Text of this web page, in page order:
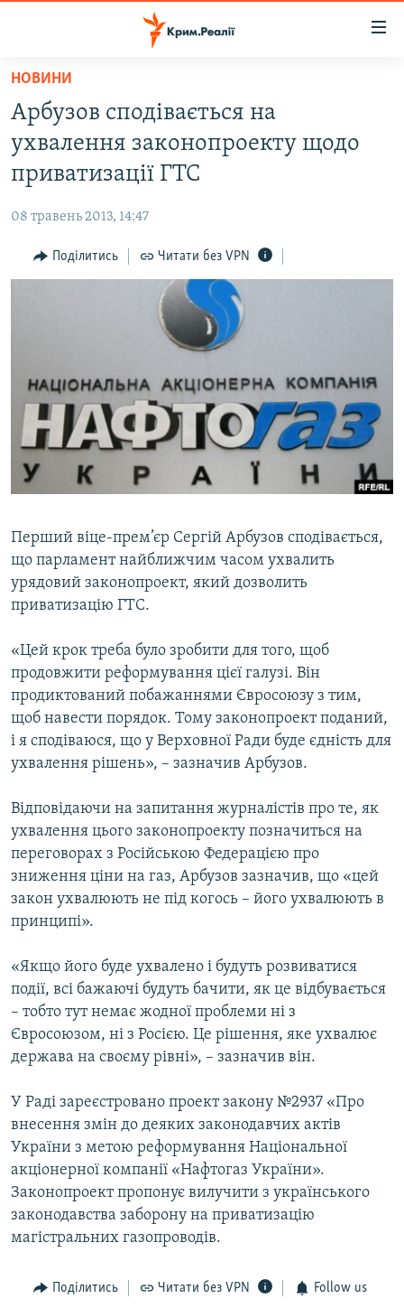
Перейти
основного
матеріалу
Перейти
до
основної
навігації
Перейти
до
НОВИНИ
ВОДА.КРИМ
БЛОГИ
ПОГЛЯД
ДЕПОРТАЦІЯ
ВІДЕОУРОКИ «ELIFBE»
СВІДЧЕННЯ ОКУПАЦІЇ
УКРАЇНСЬКА ПРОБЛЕМА КРИМУ
ЯК ОБІЙТИ БЛОКУВАННЯ
Русский
Qırımtatar
Усі сайти RFE/RL
НОВИНИ
Арбузов сподівається на
ухвалення законопроекту щодо
приватизації ГТС
08 травень 2013, 14:47
Поділитись Читати без VPN
Перший віце-прем’єр Сергій Арбузов сподівається,
що парламент найближчим часом ухвалить
урядовий законопроект, який дозволить
приватизацію ГТС.
«Цей крок треба було зробити для того, щоб
продовжити реформування цієї галузі. Він
продиктований побажаннями Євросоюзу з тим,
щоб навести порядок. Тому законопроект поданий,
і я сподіваюся, що у Верховної Ради буде єдність для
ухвалення рішень», – зазначив Арбузов.
Відповідаючи на запитання журналістів про те, як
ухвалення цього законопроекту позначиться на
переговорах з Російською Федерацією про
зниження ціни на газ, Арбузов зазначив, що «цей
закон ухвалюють не під когось – його ухвалюють в
принципі».
«Якщо його буде ухвалено і будуть розвиватися
події, всі бажаючі будуть бачити, як це відбувається
– тобто тут немає жодної проблеми ні з
Євросоюзом, ні з Росією. Це рішення, яке ухвалює
держава на своєму рівні», – зазначив він.
У Раді зареєстровано проект закону №2937 «Про
внесення змін до деяких законодавчих актів
України з метою реформування Національної
акціонерної компанії «Нафтогаз України».
Законопроект пропонує вилучити з українського
законодавства заборону на приватизацію
магістральних газопроводів.
Поділитись Читати без VPN Follow us